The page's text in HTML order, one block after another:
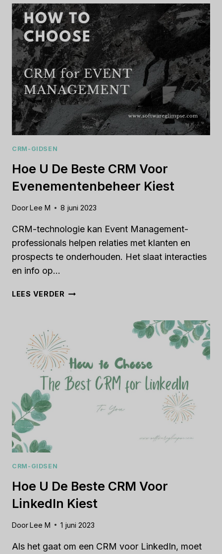
TUSSEN
PIPEDRIVE
EN
HUBSPOT
CRM-GIDSEN
Hoe U De Beste CRM Voor
Evenementenbeheer Kiest
DoorLee M 8 juni 2023
CRM-technologie kan Event Management-
professionals helpen relaties met klanten en
prospects te onderhouden. Het slaat interacties
en info op...
LEES VERDER HOE
VOOR
EVENEMENTENBEHEER
KIEST
CRM-GIDSEN
Hoe U De Beste CRM Voor
LinkedIn Kiest
DoorLee M 1 juni 2023
Als het gaat om een CRM voor LinkedIn, moet